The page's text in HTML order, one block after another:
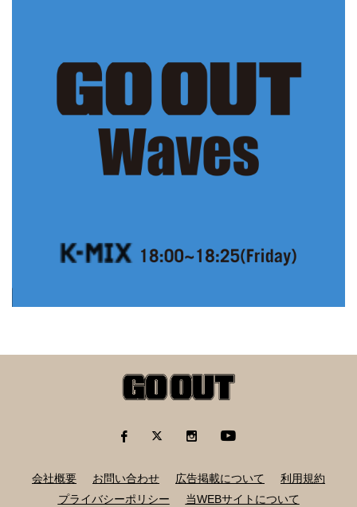
会社概要 お問い合わせ 広告掲載について
利用規約
プライバシーポリシー
当WEBサイトについて